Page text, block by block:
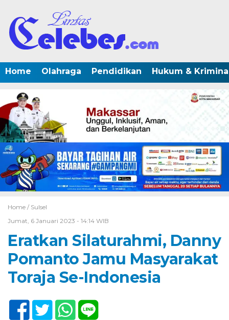
Home Olahraga Pendidikan Hukum &
Home / Sulsel
Jumat, 6 Januari 2023 - 14:14 WIB
Eratkan Silaturahmi, Danny
Pomanto Jamu Masyarakat
Toraja Se-Indonesia